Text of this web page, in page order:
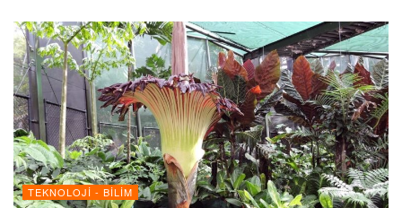
TEKNOLOJI - BILIM